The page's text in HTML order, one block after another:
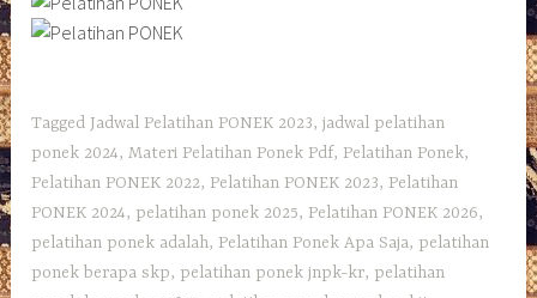
Tagged Jadwal Pelatihan PONEK 2023,jadwal pelatihan
ponek 2024,Materi Pelatihan Ponek Pdf, Pelatihan Ponek,
Pelatihan PONEK 2022, Pelatihan PONEK 2023, Pelatihan
PONEK 2024, pelatihan ponek 2025, Pelatihan PONEK 2026,
pelatihan ponek adalah, Pelatihan Ponek Apa Saja, pelatihan
ponek berapa skp, pelatihan ponek jnpk-kr, pelatihan